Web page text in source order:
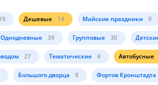
Дешевые 14 Майские праздники 9
Однодневные 39 Групповые 30
27 Тематические 4 Автобусные
Большого дворца 8 Фортов Кронштадта